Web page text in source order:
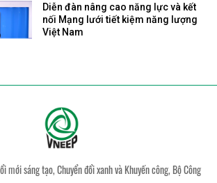
Diễn đàn nâng cao năng lực và kết
nối Mạng lưới tiết kiệm năng lượng
Việt Nam
mới sáng tạo, Chuyển đổi xanh và Khuyến công, Bộ Công